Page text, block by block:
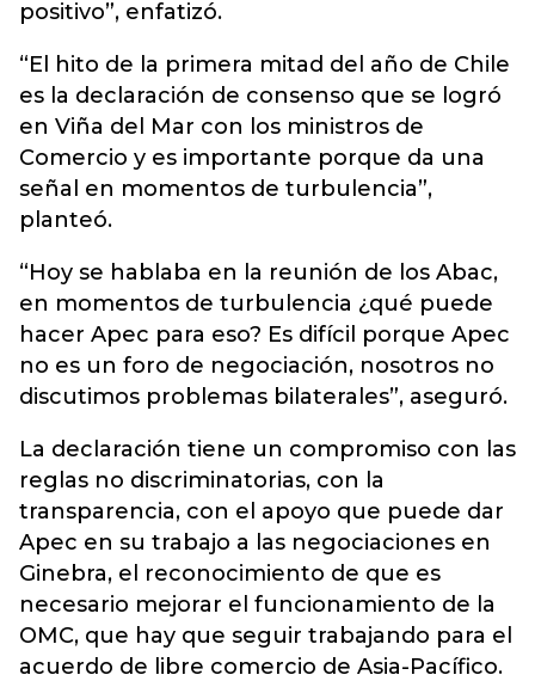
positivo”, enfatizó.
“El hito de la primera mitad del año de Chile
es la declaración de consenso que se logró
en Viña del Mar con los ministros de
Comercio y es importante porque da una
señal en momentos de turbulencia”,
planteó.
“Hoy se hablaba en la reunión de los Abac,
en momentos de turbulencia ¿qué puede
hacer Apec para eso? Es difícil porque Apec
no es un foro de negociación, nosotros no
discutimos problemas bilaterales”, aseguró.
La declaración tiene un compromiso con las
reglas no discriminatorias, con la
transparencia, con el apoyo que puede dar
Apec en su trabajo a las negociaciones en
Ginebra, el reconocimiento de que es
necesario mejorar el funcionamiento de la
OMC, que hay que seguir trabajando para el
acuerdo de libre comercio de Asia-Pacífico.